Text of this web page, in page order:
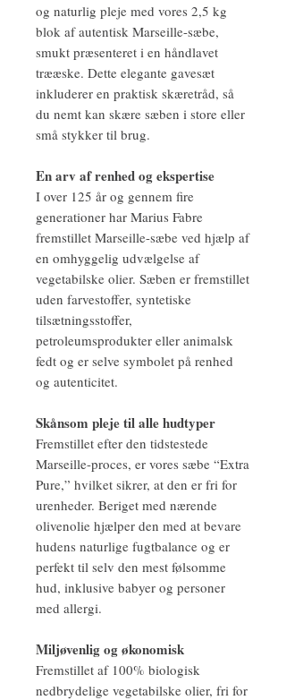
og naturlig pleje med vores 2,5 kg
blok af autentisk Marseille-sæbe,
smukt præsenteret i en håndlavet
trææske. Dette elegante gavesæt
inkluderer en praktisk skæretråd, så
du nemt kan skære sæben i store eller
små stykker til brug.
En arv af renhed og ekspertise
I over 125 år og gennem fire
generationer har Marius Fabre
fremstillet Marseille-sæbe ved hjælp af
en omhyggelig udvælgelse af
vegetabilske olier. Sæben er fremstillet
uden farvestoffer, syntetiske
tilsætningsstoffer,
petroleumsprodukter eller animalsk
fedt og er selve symbolet på renhed
og autenticitet.
Skånsom pleje til alle hudtyper
Fremstillet efter den tidstestede
Marseille-proces, er vores sæbe “Extra
Pure,” hvilket sikrer, at den er fri for
urenheder. Beriget med nærende
olivenolie hjælper den med at bevare
hudens naturlige fugtbalance og er
perfekt til selv den mest følsomme
hud, inklusive babyer og personer
med allergi.
Miljøvenlig og økonomisk
Fremstillet af 100% biologisk
nedbrydelige vegetabilske olier, fri for